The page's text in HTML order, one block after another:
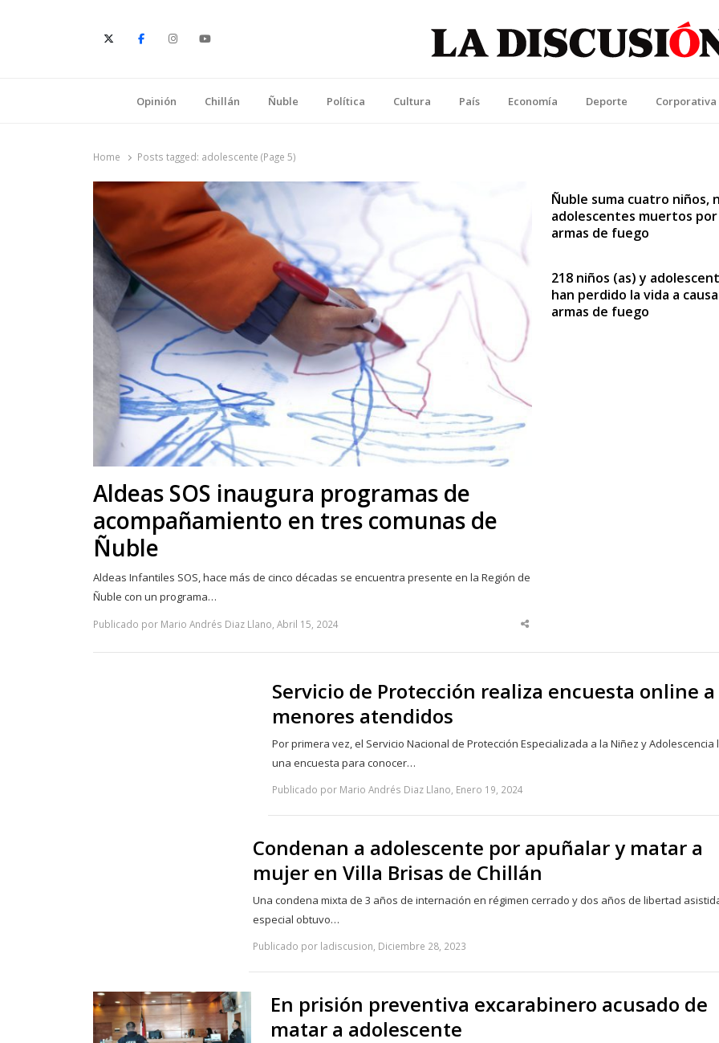
Opinión Chillán Ñuble Política Cultura País Economía Deporte Corporativa
Home Posts tagged: adolescente (Page 5)
Aldeas SOS inaugura programas de
acompañamiento en tres comunas de
Ñuble
Aldeas Infantiles SOS, hace más de cinco décadas se encuentra presente en la Región de
Ñuble con un programa…
Publicado por Mario Andrés Diaz Llano, Abril 15, 2024
Share
Ñuble suma cuatro niños,
adolescentes muertos por
armas de fuego
218 niños (as) y
han perdido la vida a
armas de fuego
Servicio de Protección realiza encuesta online a
menores atendidos
Por primera vez, el Servicio Nacional de Protección Especializada a la Niñez y Adolescencia
una encuesta para conocer…
Publicado por Mario Andrés Diaz Llano, Enero 19, 2024
Condenan a adolescente por apuñalar y matar a
mujer en Villa Brisas de Chillán
Una condena mixta de 3 años de internación en régimen cerrado y dos años de libertad
especial obtuvo…
Publicado por ladiscusion, Diciembre 28, 2023
En prisión preventiva excarabinero acusado de
matar a adolescente